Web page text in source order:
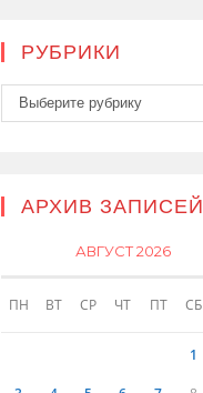
РУБРИКИ
Рубрики
Выберите рубрику
АРХИВ ЗАПИСЕЙ
АВГУСТ 2026
ПН ВТ СР ЧТ ПТ СБ
1